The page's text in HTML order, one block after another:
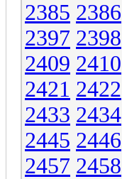
2385 2386
2397 2398
2409 2410
2421 2422
2433 2434
2445 2446
2457 2458